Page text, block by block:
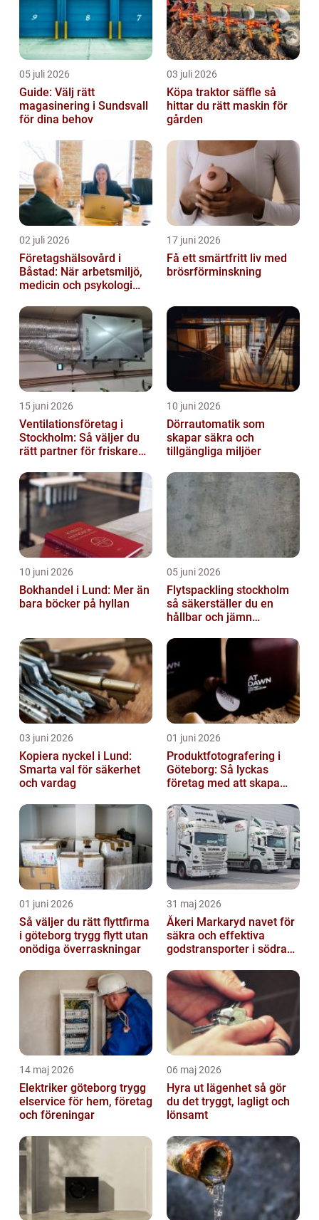
05 juli 2026
Guide: Välj rätt
magasinering i Sundsvall
för dina behov
03 juli 2026
Köpa traktor säffle så
hittar du rätt maskin för
gården
02 juli 2026
Företagshälsovård i
Båstad: När arbetsmiljö,
medicin och psykologi
17 juni 2026
Få ett smärtfritt liv med
brösrförminskning
15 juni 2026
Ventilationsföretag i
Stockholm: Så väljer du
rätt partner för friskare
10 juni 2026
Dörrautomatik som
skapar säkra och
tillgängliga miljöer
10 juni 2026
Bokhandel i Lund: Mer än
bara böcker på hyllan
05 juni 2026
Flytspackling stockholm
så säkerställer du en
hållbar och jämn
03 juni 2026
Kopiera nyckel i Lund:
Smarta val för säkerhet
och vardag
01 juni 2026
Produktfotografering i
Göteborg: Så lyckas
företag med att skapa
01 juni 2026
Så väljer du rätt flyttfirma
i göteborg trygg flytt utan
onödiga överraskningar
31 maj 2026
Åkeri Markaryd navet för
säkra och effektiva
godstransporter i södra
14 maj 2026
Elektriker göteborg trygg
elservice för hem, företag
och föreningar
06 maj 2026
Hyra ut lägenhet så gör
du det tryggt, lagligt och
lönsamt